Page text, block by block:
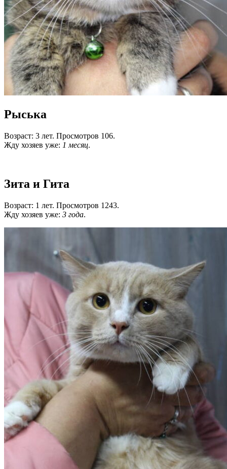
Рыська
Возраст: 3 лет. Просмотров 106.
Жду хозяев уже: 1 месяц.
Зита и Гита
Возраст: 1 лет. Просмотров 1243.
Жду хозяев уже: 3 года.